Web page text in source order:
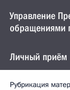
Управление
обращениями
Личный приём
Рубрикация